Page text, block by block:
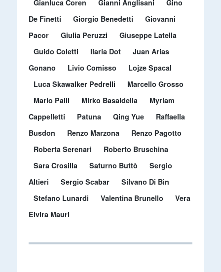
Gianluca Coren Gianni Anglisani
Gino
De Finetti
Giorgio Benedetti
Giovanni
Pacor
Giulia Peruzzi
Giuseppe Latella
Guido Coletti
Ilaria Dot
Juan Arias
Gonano
Livio Comisso
Lojze Spacal
Luca Skawalker Pedrelli
Marcello Grosso
Mario Palli
Mirko Basaldella
Myriam
Cappelletti
Patuna Qing Yue
Raffaella
Busdon
Renzo Marzona
Renzo Pagotto
Roberta Serenari
Roberto Bruschina
Sara Crosilla
Saturno Buttò
Sergio
Altieri
Sergio Scabar
Silvano Di Bin
Stefano Lunardi
Valentina Brunello
Vera
Elvira Mauri